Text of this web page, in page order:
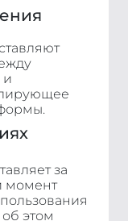
и
за
момент
этом